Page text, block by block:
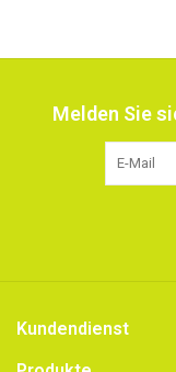
Melden Sie
Kundendienst